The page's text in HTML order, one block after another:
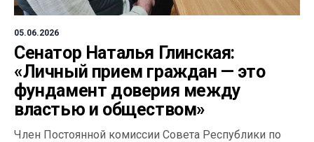
05.06.2026
Сенатор Наталья Глинская:
«Личный прием граждан — это
фундамент доверия между
властью и обществом»
Член Постоянной комиссии Совета Республики по